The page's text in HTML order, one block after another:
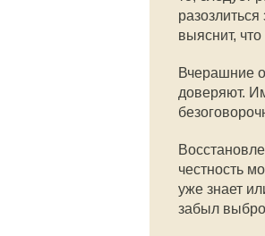
выяснит,
Вчерашние
доверяют.
честность
уже знает
забыл